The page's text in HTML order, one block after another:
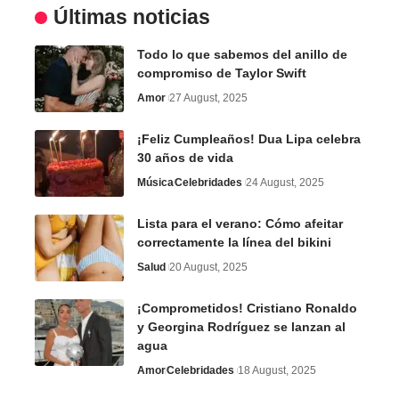
Últimas noticias
Todo lo que sabemos del anillo de
compromiso de Taylor Swift
Amor 27 August, 2025
¡Feliz Cumpleaños! Dua Lipa celebra
30 años de vida
MúsicaCelebridades 24 August, 2025
Lista para el verano: Cómo afeitar
correctamente la línea del bikini
Salud 20 August, 2025
¡Comprometidos! Cristiano Ronaldo
y Georgina Rodríguez se lanzan al
agua
AmorCelebridades 18 August, 2025